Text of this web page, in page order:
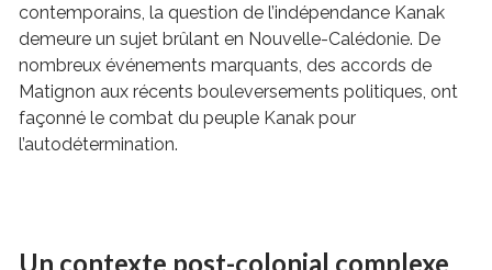
contemporains, la question de l’indépendance Kanak
demeure un sujet brûlant en Nouvelle-Calédonie. De
nombreux événements marquants, des accords de
Matignon aux récents bouleversements politiques, ont
façonné le combat du peuple Kanak pour
l’autodétermination.
Un contexte post-colonial complexe